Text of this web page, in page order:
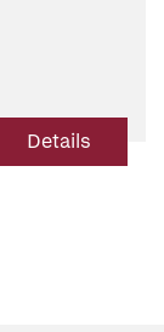
Details